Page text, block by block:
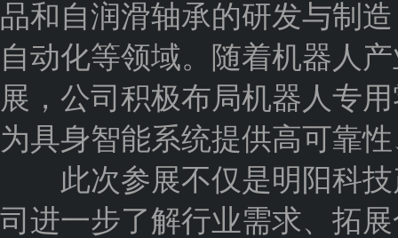
品和自润滑轴承的研发与制
自动化等领域。随着机器人
展，公司积极布局机器人专
为具身智能系统提供高可靠
此次参展不仅是明阳科技
司进一步了解行业需求、拓